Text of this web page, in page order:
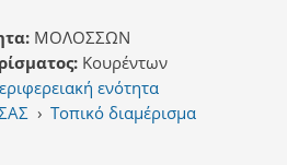
ΜΟΛΟΣΣΩΝ
Κουρέντων
ενότητα
› Τοπικό διαμέρισμα